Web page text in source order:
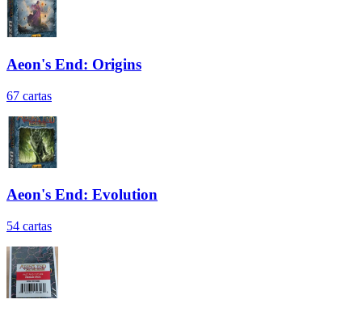
Aeon's End: Origins
67 cartas
Aeon's End: Evolution
54 cartas